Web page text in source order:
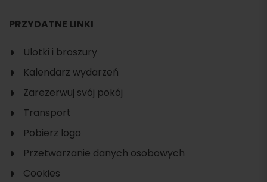
PRZYDATNE LINKI
Ulotki i broszury
Kalendarz wydarzeń
Zarezerwuj svój pokój
Transport
Pobierz logo
Przetwarzanie danych osobowych
Cookies